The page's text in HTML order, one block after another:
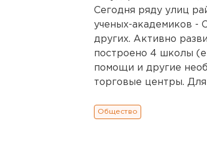
Сегодня ряду улиц
ученых-академиков -
других. Активно
построено 4 школы
помощи и другие
торговые центры.
Общество